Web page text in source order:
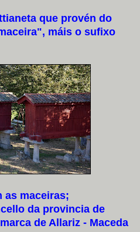
que provén do
máis o sufixo
maceiras;
da provincia de
de Allariz - Maceda